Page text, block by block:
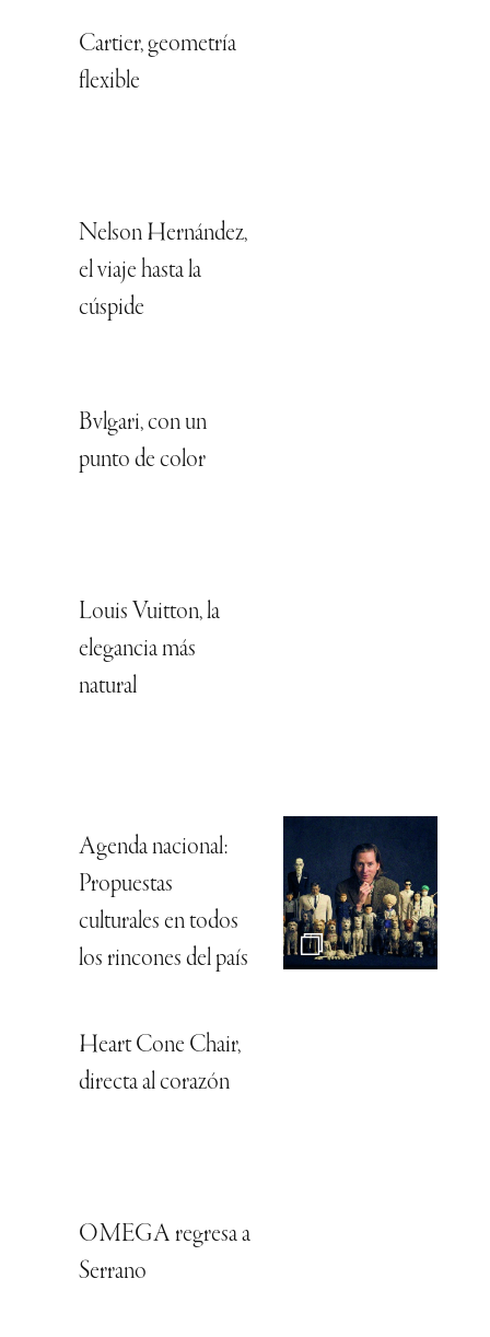
Cartier, geometría
flexible
Nelson Hernández,
el viaje hasta la
cúspide
Bvlgari, con un
punto de color
Louis Vuitton, la
elegancia más
natural
Agenda nacional:
Propuestas
culturales en todos
los rincones del país
Heart Cone Chair,
directa al corazón
OMEGA regresa a
Serrano